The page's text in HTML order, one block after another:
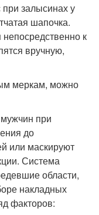
залысинах у
шапочка.
к
вручную,
меркам, можно
при
до
или маскируют
Система
области,
накладных
факторов: